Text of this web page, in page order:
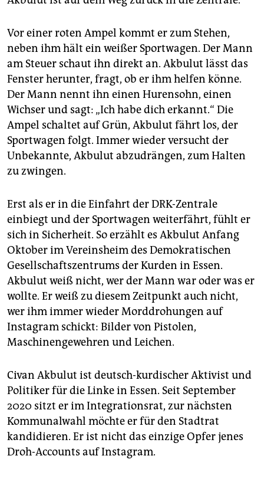
Vor einer roten Ampel kommt er zum Stehen,
neben ihm hält ein weißer Sportwagen. Der Mann
am Steuer schaut ihn direkt an. Akbulut lässt das
Fenster herunter, fragt, ob er ihm helfen könne.
Der Mann nennt ihn einen Hurensohn, einen
Wichser und sagt: „Ich habe dich erkannt.“ Die
Ampel schaltet auf Grün, Akbulut fährt los, der
Sportwagen folgt. Immer wieder versucht der
Unbekannte, Akbulut abzudrängen, zum Halten
zu zwingen.
Erst als er in die Einfahrt der DRK-Zentrale
einbiegt und der Sportwagen weiterfährt, fühlt er
sich in Sicherheit. So erzählt es Akbulut Anfang
Oktober im Vereinsheim des Demokratischen
Gesellschaftszentrums der Kurden in Essen.
Akbulut weiß nicht, wer der Mann war oder was er
wollte. Er weiß zu diesem Zeitpunkt auch nicht,
wer ihm immer wieder Morddrohungen auf
Instagram schickt: Bilder von Pistolen,
Maschinengewehren und Leichen.
Civan Akbulut ist deutsch-kurdischer Aktivist und
Politiker für die Linke in Essen. Seit September
2020 sitzt er im Integrationsrat, zur nächsten
Kommunalwahl möchte er für den Stadtrat
kandidieren. Er ist nicht das einzige Opfer jenes
Droh-Accounts auf Instagram.